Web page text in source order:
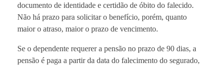
documento de identidade e certidão de óbito do falecido.
Não há prazo para solicitar o benefício, porém, quanto
maior o atraso, maior o prazo de vencimento.
Se o dependente requerer a pensão no prazo de 90 dias, a
pensão é paga a partir da data do falecimento do segurado,